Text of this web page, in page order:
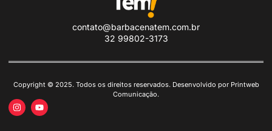
contato@barbacenatem.com.br
32 99802-3173
Copyright © 2025. Todos os direitos reservados. Desenvolvido por Printweb
Comunicação.